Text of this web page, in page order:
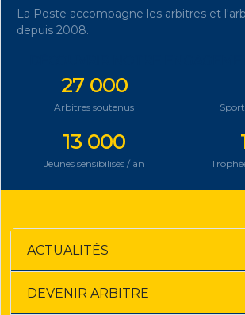
La Poste accompagne les arbitres et
depuis 2008.
27 000
Arbitres soutenus
13 000
Jeunes sensibilisés / an
ACTUALITÉS
DEVENIR ARBITRE